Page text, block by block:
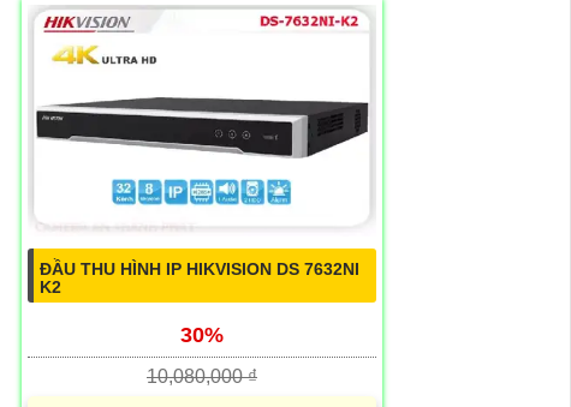
ĐẦU THU HÌNH IP HIKVISION DS 7632NI
K2
30%
10,080,000 ₫